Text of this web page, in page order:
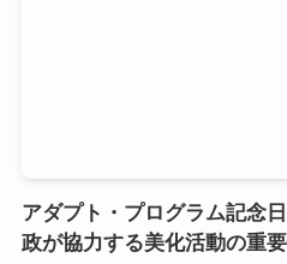
アダプト・プログラム記念
政が協力する美化活動の重